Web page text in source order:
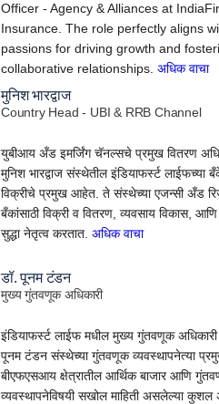
Officer - Agency & Alliances at
Insurance. The role perfectly aligns
passions for driving growth and
collaborative relationships.अधिक वाचा
मुनिश भारद्वाज
Country Head - UBI & RRB Channel
युबीआय अँड इमर्जिंग चॅनल्सचे प्रमुख वितरण
मुनिश भारद्वाज संस्थेतील इंडियाफर्स्ट लाईफच्या
विक्रीचे प्रमुख आहेत. ते संस्थेच्या एजन्सी अँड
बँकांसाठी विक्री व वितरण, व्यवसाय विकास,
सुद्धा नेतृत्व करतात.अधिक वाचा
डॉ. पूनम टंडन
मुख्य गुंतवणूक अधिकारी
इंडियाफर्स्ट लाईफ मधील मुख्य गुंतवणूक अधिकारी
पूनम टंडन संस्थेच्या गुंतवणूक व्यवस्थापनेत्या
बीएफएसआय क्षेत्रातील आर्थिक बाजार आणि
व्यवस्थापनेविषयी सखोल माहिती असलेल्या कुशल